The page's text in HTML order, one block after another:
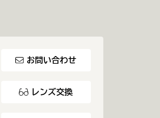
お問い合わせ
レンズ交換